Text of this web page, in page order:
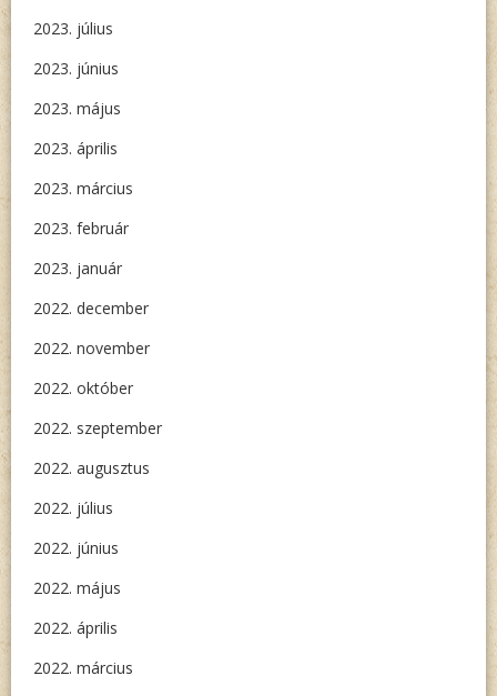
2023. július
2023. június
2023. május
2023. április
2023. március
2023. február
2023. január
2022. december
2022. november
2022. október
2022. szeptember
2022. augusztus
2022. július
2022. június
2022. május
2022. április
2022. március